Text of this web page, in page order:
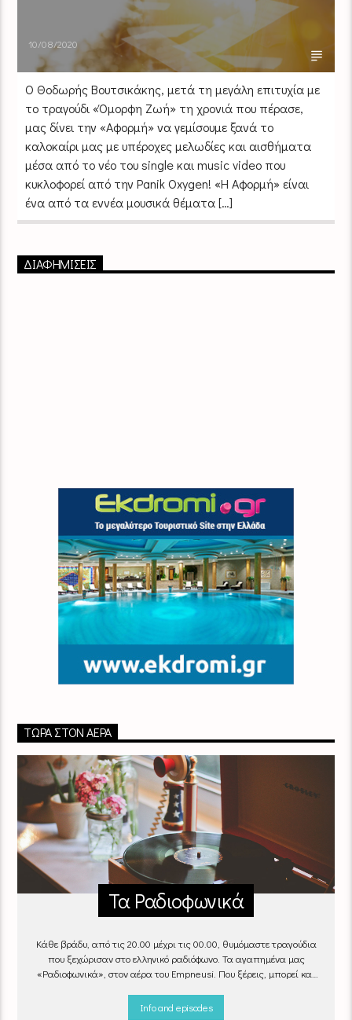
10/08/2020
Ο Θοδωρής Βουτσικάκης, μετά τη μεγάλη επιτυχία με
το τραγούδι «Όμορφη Ζωή» τη χρονιά που πέρασε,
μας δίνει την «Αφορμή» να γεμίσουμε ξανά το
καλοκαίρι μας με υπέροχες μελωδίες και αισθήματα
μέσα από το νέο του single και music video που
κυκλοφορεί από την Panik Oxygen! «Η Αφορμή» είναι
ένα από τα εννέα μουσικά θέματα […]
ΔΙΑΦΗΜΙΣΕΙΣ
ΤΏΡΑ ΣΤΟΝ ΑΈΡΑ
Τα Ραδιοφωνικά
Κάθε βράδυ, από τις 20.00 μέχρι τις 00.00, θυμόμαστε τραγούδια
που ξεχώρισαν στο ελληνικό ραδιόφωνο. Τα αγαπημένα μας
«Ραδιοφωνικά», στον αέρα του Empneusi. Που ξέρεις, μπορεί και
:00 – 00:00στονEmpneusi 107 FM
Info and episodes